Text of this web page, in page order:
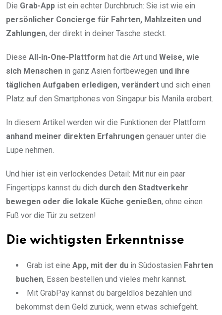
Die Grab-App ist ein echter Durchbruch: Sie ist wie ein
persönlicher Concierge für Fahrten, Mahlzeiten und
Zahlungen, der direkt in deiner Tasche steckt.
Diese All-in-One-Plattform hat die Art und Weise, wie
sich Menschen in ganz Asien fortbewegen und ihre
täglichen Aufgaben erledigen, verändert und sich einen
Platz auf den Smartphones von Singapur bis Manila erobert.
In diesem Artikel werden wir die Funktionen der Plattform
anhand meiner direkten Erfahrungen genauer unter die
Lupe nehmen.
Und hier ist ein verlockendes Detail: Mit nur ein paar
Fingertipps kannst du dich durch den Stadtverkehr
bewegen oder die lokale Küche genießen, ohne einen
Fuß vor die Tür zu setzen!
Die wichtigsten Erkenntnisse
Grab ist eine App, mit der du in Südostasien Fahrten
buchen, Essen bestellen und vieles mehr kannst.
Mit GrabPay kannst du bargeldlos bezahlen und
bekommst dein Geld zurück, wenn etwas schiefgeht.